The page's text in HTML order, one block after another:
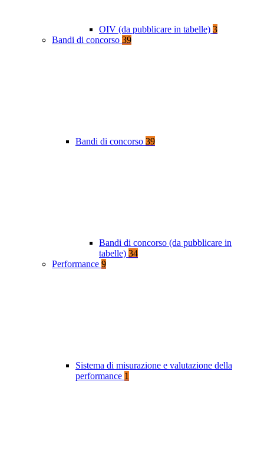
OIV (da pubblicare in tabelle) 3
Bandi di concorso 39
Bandi di concorso 39
Bandi di concorso (da pubblicare in
tabelle) 34
Performance 9
Sistema di misurazione e valutazione della
performance 1